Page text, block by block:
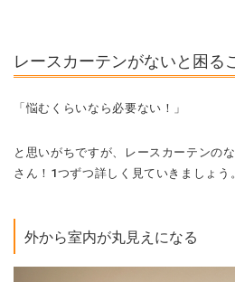
レースカーテンがないと困る
「悩むくらいなら必要ない！」
と思いがちですが、レースカーテンの
さん！1つずつ詳しく見ていきましょう。
外から室内が丸見えになる